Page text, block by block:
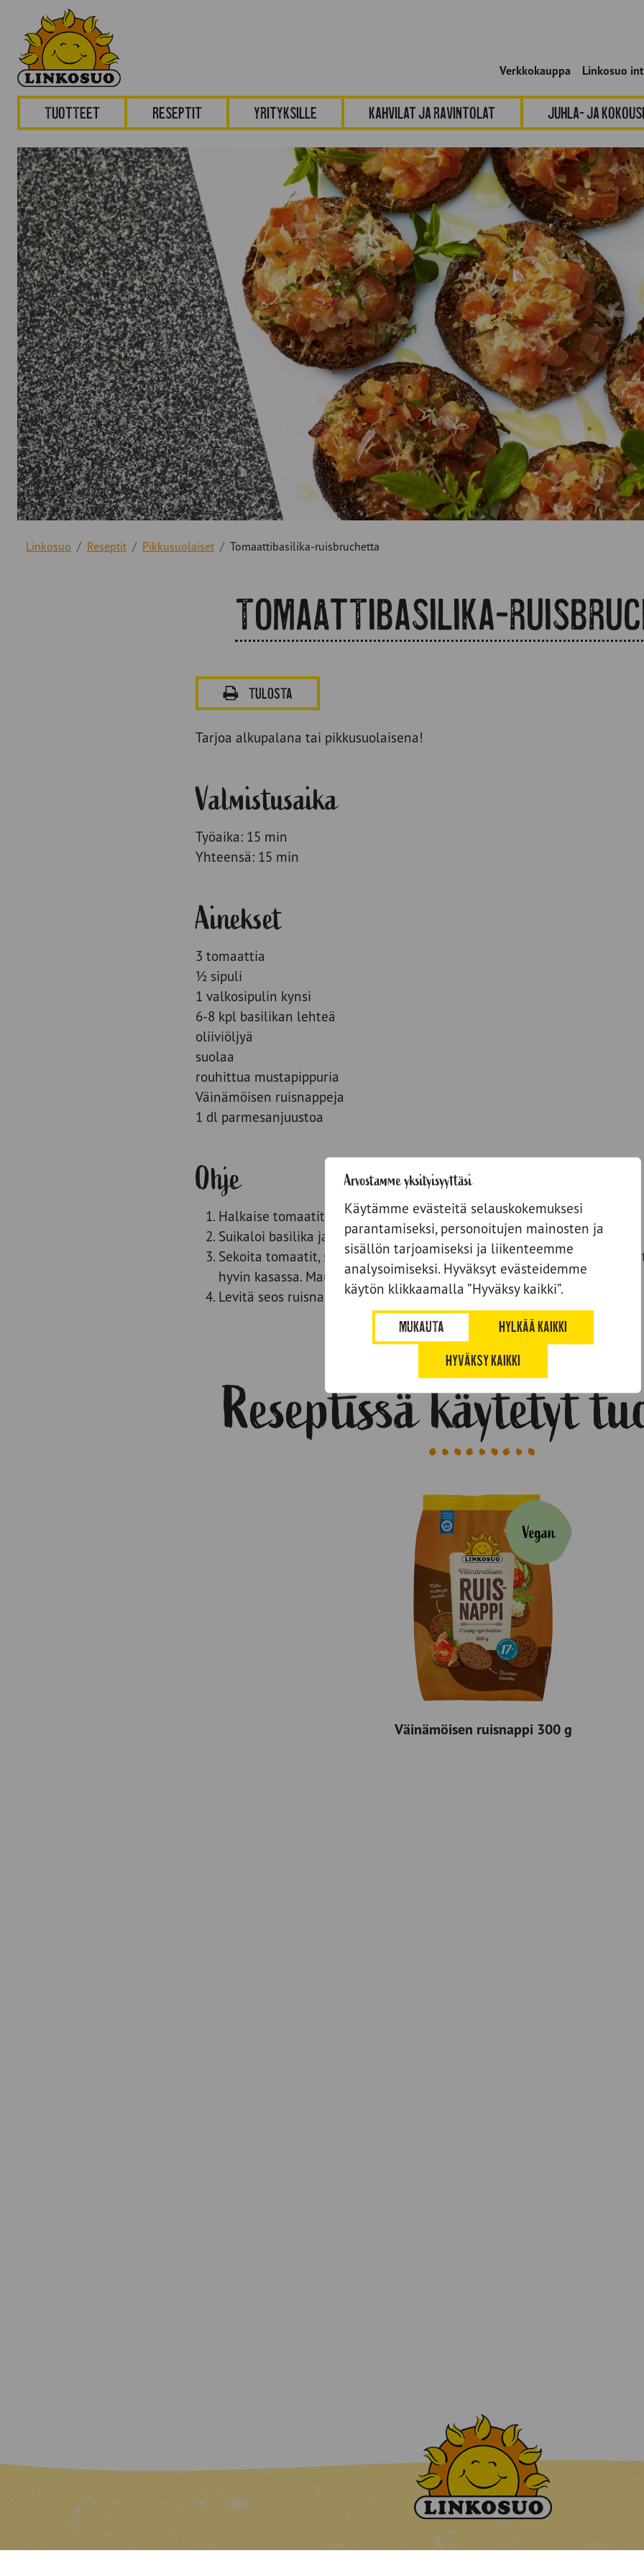
Arvostamme yksityisyyttäsi
Käytämme evästeitä selauskokemuksesi
parantamiseksi, personoitujen mainosten ja
sisällön tarjoamiseksi ja liikenteemme
analysoimiseksi. Hyväksyt evästeidemme
käytön klikkaamalla ”Hyväksy kaikki”.
MUKAUTA
HYLKÄÄ KAIKKI
HYVÄKSY KAIKKI
Verkkokauppa Linkosuo
Tuotteet Reseptit Yrityksille Kahvilat ja ravintolat Juhla- ja
Linkosuo Reseptit Pikkusuolaiset Tomaattibasilika-ruisbruchetta
Tomaattibasilika-
TULOSTA
Tarjoa alkupalana tai pikkusuolaisena!
Valmistusaika
Työaika: 15 min
Yhteensä: 15 min
Ainekset
3 tomaattia
½ sipuli
1 valkosipulin kynsi
6-8 kpl basilikan lehteä
oliiviöljyä
suolaa
rouhittua mustapippuria
Väinämöisen ruisnappeja
1 dl parmesanjuustoa
Ohje
Halkaise tomaatit, poista siemenet ja pilko tomaatit pieniksi kuutioiksi.
Suikaloi basilika ja hienonna sipulit.
Sekoita tomaatit, sipulit ja basilika keskenään ja lisää oliiviöljyä niin,
hyvin kasassa. Mausta suolalla ja vastarouhitulla mustapippurilla.
Levitä seos ruisnappien päälle, ripottele pinnalle parmesanjuustoa.
Reseptissä käytetyt
Väinämöisen ruisnappi 300 g